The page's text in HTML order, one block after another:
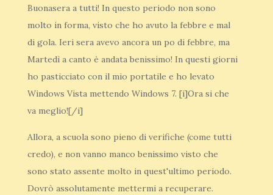
Buonasera a tutti! In questo periodo non sono
molto in forma, visto che ho avuto la febbre e mal
di gola. Ieri sera avevo ancora un po di febbre, ma
Martedì a canto è andata benissimo! In questi giorni
ho pasticciato con il mio portatile e ho levato
Windows Vista mettendo Windows 7. [i]Ora si che
va meglio![/i]
Allora, a scuola sono pieno di verifiche (come tutti
credo), e non vanno manco benissimo visto che
sono stato assente molto in quest'ultimo periodo.
Dovrò assolutamente mettermi a recuperare.